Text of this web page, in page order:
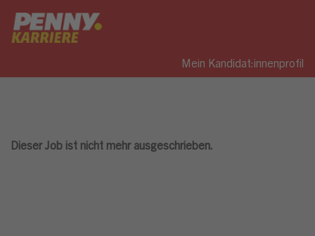
Mein Kandidat:innenprofil
Dieser Job ist nicht mehr ausgeschrieben.